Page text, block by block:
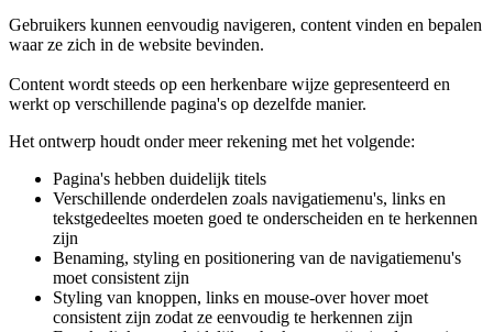
Gebruikers kunnen eenvoudig navigeren, content vinden en bepalen
waar ze zich in de website bevinden.
Content wordt steeds op een herkenbare wijze gepresenteerd en
werkt op verschillende pagina's op dezelfde manier.
Het ontwerp houdt onder meer rekening met het volgende:
Pagina's hebben duidelijk titels
Verschillende onderdelen zoals navigatiemenu's, links en
tekstgedeeltes moeten goed te onderscheiden en te herkennen
zijn
Benaming, styling en positionering van de navigatiemenu's
moet consistent zijn
Styling van knoppen, links en mouse-over hover moet
consistent zijn zodat ze eenvoudig te herkennen zijn